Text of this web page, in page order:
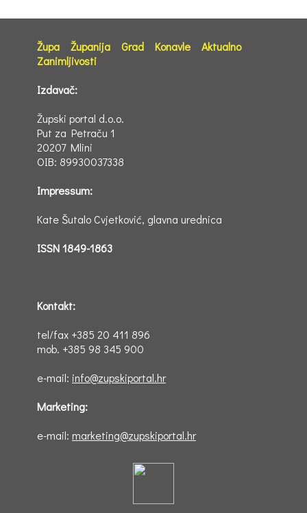
Župa Županija Grad Konavle
Aktualno
Zanimljivosti
Izdavač:
Župski portal d.o.o.
Put za Petraču 1
20207 Mlini
OIB: 89930037338
Impressum:
Kate Šutalo Cvjetković, glavna urednica
ISSN 1849-1863
Kontakt:
tel/fax +385 20 411 896
mob. +385 98 345 900
e-mail: info@zupskiportal.hr
Marketing:
e-mail: marketing@zupskiportal.hr